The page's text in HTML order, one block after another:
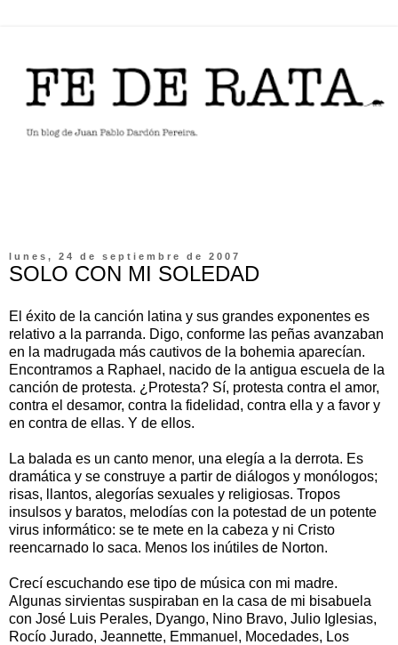
lunes, 24 de septiembre de 2007
SOLO CON MI SOLEDAD
El éxito de la canción latina y sus grandes exponentes es
relativo a la parranda. Digo, conforme las peñas avanzaban
en la madrugada más cautivos de la bohemia aparecían.
Encontramos a Raphael, nacido de la antigua escuela de la
canción de protesta. ¿Protesta? Sí, protesta contra el amor,
contra el desamor, contra la fidelidad, contra ella y a favor y
en contra de ellas. Y de ellos.
La balada es un canto menor, una elegía a la derrota. Es
dramática y se construye a partir de diálogos y monólogos;
risas, llantos, alegorías sexuales y religiosas. Tropos
insulsos y baratos, melodías con la potestad de un potente
virus informático: se te mete en la cabeza y ni Cristo
reencarnado lo saca. Menos los inútiles de Norton.
Crecí escuchando ese tipo de música con mi madre.
Algunas sirvientas suspiraban en la casa de mi bisabuela
con José Luis Perales, Dyango, Nino Bravo, Julio Iglesias,
Rocío Jurado, Jeannette, Emmanuel, Mocedades, Los